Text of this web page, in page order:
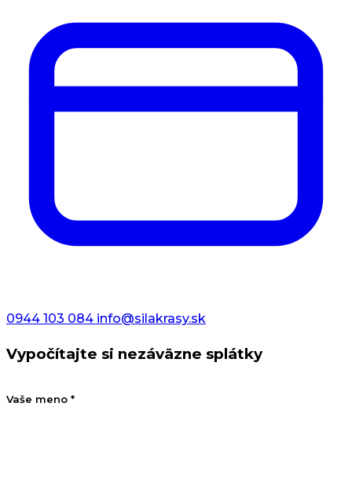
0944 103 084 info@silakrasy.sk
Vypočítajte si nezáväzne splátky
Vaše meno *